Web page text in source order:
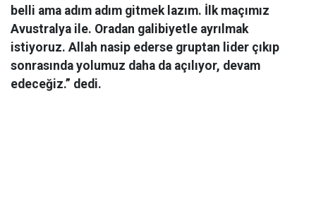
belli ama adım adım gitmek lazım. İlk maçımız
Avustralya ile. Oradan galibiyetle ayrılmak
istiyoruz. Allah nasip ederse gruptan lider çıkıp
sonrasında yolumuz daha da açılıyor, devam
edeceğiz.” dedi.